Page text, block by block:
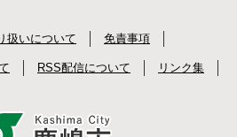
扱いについて 免責事項
RSS配信について リンク集